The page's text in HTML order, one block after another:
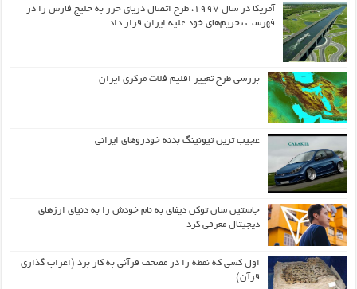
آمریکا در سال ۱۹۹۷، طرح اتصال دریای خزر به خلیج فارس را در
فهرست تحریم‌های خود علیه ایران قرار داد.
بررسی طرح تغییر اقلیم فلات مرکزی ایران
عجیب ترین تیونینگ بدنه خودروهای ایرانی
جاستین سان توکن دیفای به نام خودش را به دنیای ارزهای
دیجیتال معرفی کرد
اول كسی كه نقطه را در مصحف قرآنی به كار برد (اعراب گذاری
قرآن)